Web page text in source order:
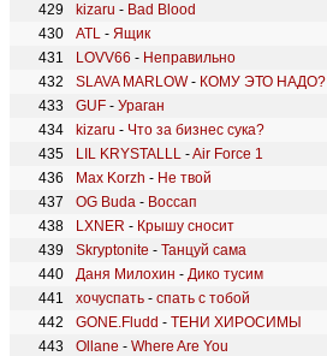
kizaru - Bad Blood
ATL - Ящик
LOVV66 - Неправильно
SLAVA MARLOW- КОМУ ЭТО НАДО?
GUF - Ураган
kizaru - Что за бизнес сука?
LIL KRYSTALLL -Air Force 1
Max Korzh - Не твой
OG Buda - Воссап
LXNER - Крышу сносит
Skryptonite - Танцуй сама
Даня Милохин - Дико тусим
хочуспать - спать с тобой
GONE.Fludd - ТЕНИ ХИРОСИМЫ
Ollane - Where Are You